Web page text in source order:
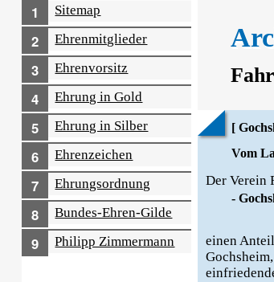
Sitemap
Ehren­mitglieder
Ehrenvorsitz
Ehrung in Gold
Ehrung in Silber
Ehrenzeichen
Ehrungs­ordnung
Bundes-Ehren-Gilde
Philipp Zimmermann
[
Vom
Der Verein
-
einen